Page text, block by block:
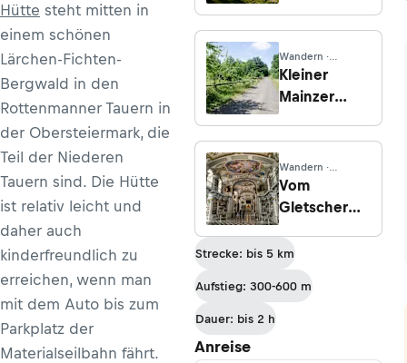
Hütte steht mitten in
einem schönen
Lärchen-Fichten-
Bergwald in den
Rottenmanner Tauern in
der Obersteiermark, die
Teil der Niederen
Tauern sind. Die Hütte
ist relativ leicht und
daher auch
kinderfreundlich zu
erreichen, wenn man
mit dem Auto bis zum
Parkplatz der
Materialseilbahn fährt.
der Krakau
Wandern ·
Rheinland-Pfalz
Kleiner
Mainzer
Etappe 4:
Schloss
Waldthausen
-
Waldfriedhof
Wandern ·
Steiermark
Vom
Gletscher
Nordroute,
Etappe 8:
Von Lassing
Strecke: bis 5 km
Aufstieg: 300-600 m
Dauer: bis 2 h
Anreise